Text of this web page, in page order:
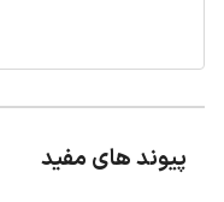
پیوند های مفید